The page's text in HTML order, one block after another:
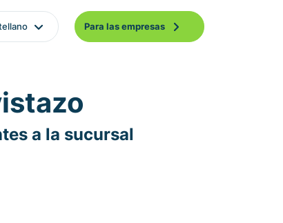
Para las empresas
a la sucursal